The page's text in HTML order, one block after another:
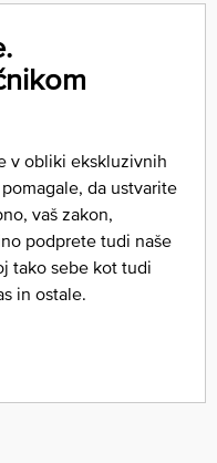
v obliki ekskluzivnih
da ustvarite
vaš zakon,
podprete tudi naše
tako sebe kot tudi
in ostale.